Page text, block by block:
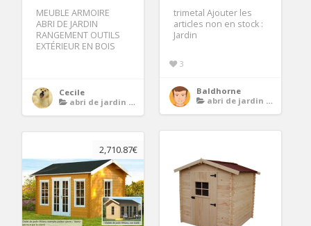
MEUBLE ARMOIRE
ABRI DE JARDIN
RANGEMENT OUTILS
EXTÉRIEUR EN BOIS
Cecile
abri de jardin avec plancher
trimetal Ajouter les
articles non en stock :
Jardin
3
Baldhorne
abri de jardin avec plancher
2,710.87€